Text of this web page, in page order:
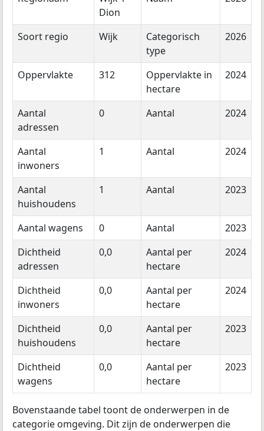
Dion
Soort regio Wijk
Categorisch
type
2026
Oppervlakte 312
Oppervlakte in
hectare
2024
Aantal
adressen
0 Aantal 2024
Aantal
inwoners
1 Aantal 2024
Aantal
huishoudens
1 Aantal 2023
Aantal wagens 0 Aantal
2023
Dichtheid
adressen
0,0
Aantal per
hectare
2024
Dichtheid
inwoners
0,0
Aantal per
hectare
2024
Dichtheid
huishoudens
0,0
Aantal per
hectare
2023
Dichtheid
wagens
0,0
Aantal per
hectare
2023
Bovenstaande tabel toont de onderwerpen in de
categorie omgeving. Dit zijn de onderwerpen die